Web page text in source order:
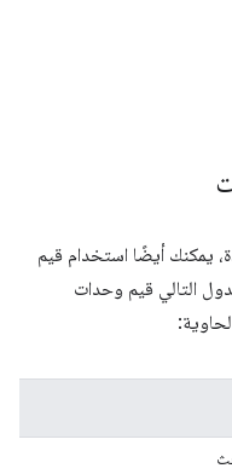
يمكنك أيضًا استخدام قيم
التالي قيم وحدات